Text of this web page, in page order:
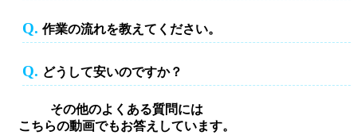
作業の流れを教えてください。
Q. 作業の流れを教えてください。
どうして安いのですか？
Q. どうして安いのですか？
その他のよくある質問には
こちらの動画でもお答えしています。